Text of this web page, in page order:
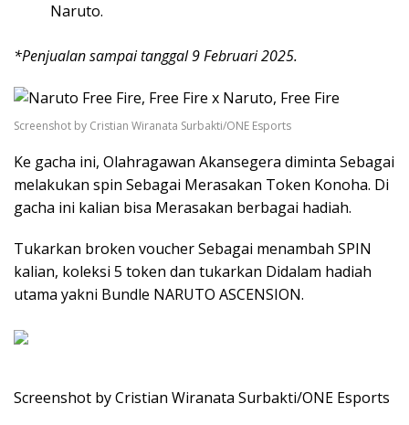
Naruto.
*Penjualan sampai tanggal 9 Februari 2025.
Screenshot by Cristian Wiranata Surbakti/ONE Esports
Ke gacha ini, Olahragawan Akansegera diminta Sebagai
melakukan spin Sebagai Merasakan Token Konoha. Di
gacha ini kalian bisa Merasakan berbagai hadiah.
Tukarkan broken voucher Sebagai menambah SPIN
kalian, koleksi 5 token dan tukarkan Didalam hadiah
utama yakni Bundle NARUTO ASCENSION.
Screenshot by Cristian Wiranata Surbakti/ONE Esports